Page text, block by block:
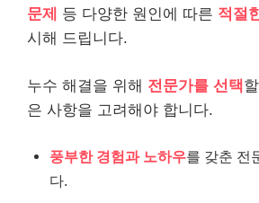
문제
등 다양한 원인에 따른 적절
시해 드립니다.
누수 해결을 위해 전문가를 선택
은 사항을 고려해야 합니다.
풍부한 경험과 노하우를 갖춘 전
다.